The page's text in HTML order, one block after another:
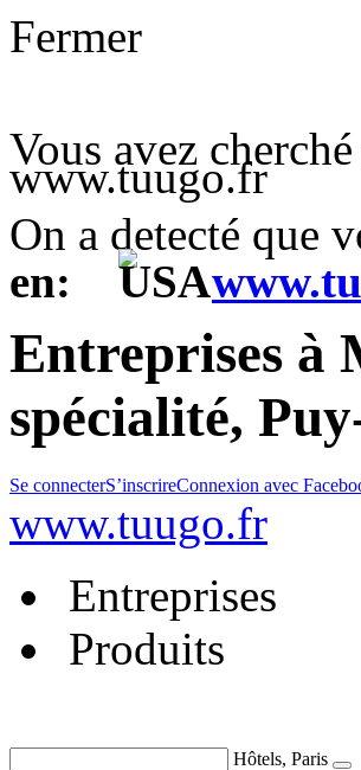
Fermer
Vous avez
www.tuugo.fr
On a detecté que
en:
Entreprises à
spécialité,
Se connecterS’inscrireConnexion avec
www.tuugo.fr
Entreprises
Produits
Hôtels, Paris